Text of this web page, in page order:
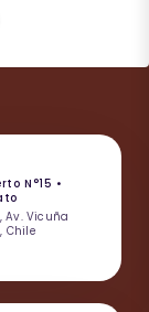
N°15 •
Av. Vicuña
Chile